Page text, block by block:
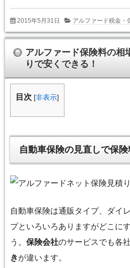
2015年5月31日 アルファード税金・
アルファード保険料の相
りで安くできる！
目次 [非表示]
自動車保険の見直しで保
自動車保険は通販タイプ、ダイ
プといろいろありますがどこに
う。 保険会社のサービスでも各
きが違います。